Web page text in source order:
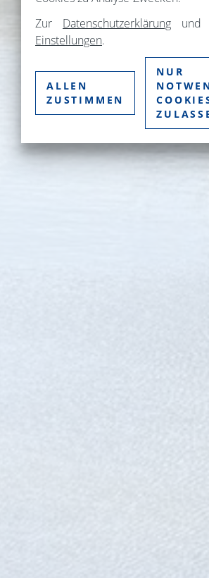
Zur Datenschutzerklärung und
Einstellungen.
ALLEN
ZUSTIMMEN
NUR